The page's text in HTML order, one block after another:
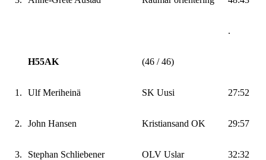
.
H55AK (46 / 46)
1. Ulf Meriheinä SK Uusi 27:52
2. John Hansen Kristiansand OK 29:57
3. Stephan Schliebener OLV Uslar 32:32